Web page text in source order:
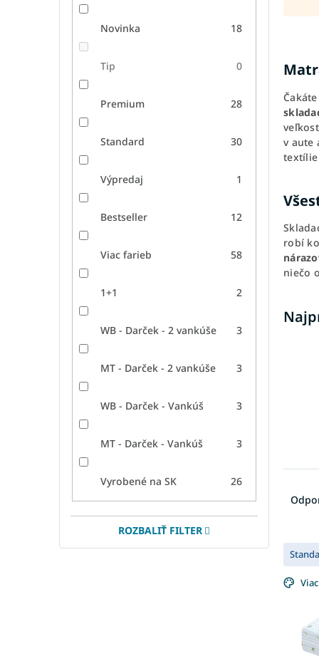
Novinka 18
Tip 0
Premium 28
Standard 30
Výpredaj 1
Bestseller 12
Viac farieb 58
1+1 2
WB - Darček - 2 vankúše 3
MT - Darček - 2 vankúše 3
WB - Darček - Vankúš 3
MT - Darček - Vankúš 3
Vyrobené na SK 26
ROZBALIŤ FILTER
v aute
textílie
robí
niečo
a
n
e
p
V
ý
p
i